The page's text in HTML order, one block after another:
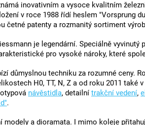
inovativním a vysoce kvalitním
v roce 1988 řídí heslem "Vorsprung
četné patenty a rozmanitý sortiment
je legendární. Speciálně vyvinutý
pro vysoké nároky, které
důmyslnou techniku za rozumné ceny.
H0, TT, N, Z a od roku 2011 také
návěstidla, detailní trakční vedení,
.
modely a dioramata. I mimo koleje